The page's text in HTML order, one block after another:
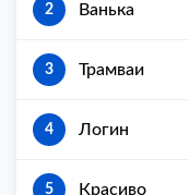
2 Ванька
3 Трамваи
4 Логин
5 Красиво